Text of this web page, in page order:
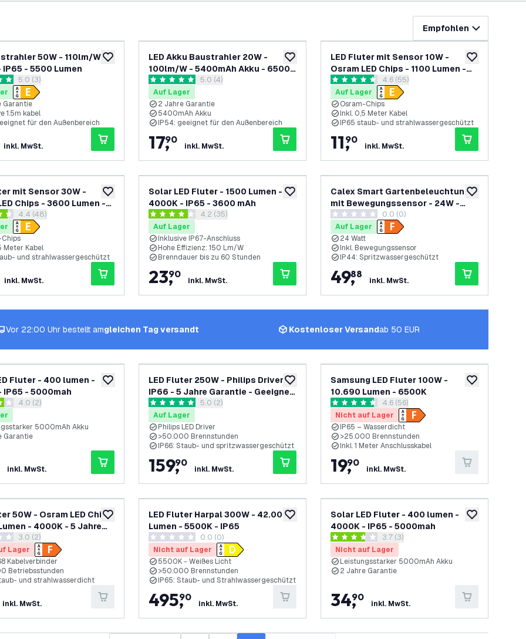
Empfohlen
zur Wunschliste hinzufügen
50W - 110lm/W -
- 5500 Lumen
Bewertungsbereich öffnen
5.0 (3)
Garantie
1.5m kabel
für den Außenbereich
inkl. MwSt.
zur Wunschliste hinzufügen
LED Akku Baustrahler 20W -
100lm/W - 5400mAh Akku - 6500K
- IP54 - 2000 Lumen
Bewertungsbereich öffnen
5 Bewertungssterne
5.0 (4)
Auf Lager
2 Jahre Garantie
5400mAh Akku
IP54: geeignet für den Außenbereich
17,
90
inkl. MwSt.
zur
LED Fluter mit Sensor 10W -
Osram LED Chips - 1100 Lumen -
6500K
Bewertungsbereich öffnen
4.6 Bewertungssterne
4.6 (55)
Auf Lager
Osram-Chips
Inkl. 0,5 Meter Kabel
IP65 staub- und strahlwassergeschützt
11,
90
inkl. MwSt.
zur Wunschliste hinzufügen
mit Sensor 30W -
Chips - 3600 Lumen -
Bewertungsbereich öffnen
4.4 (48)
Meter Kabel
und strahlwassergeschützt
inkl. MwSt.
zur Wunschliste hinzufügen
Solar LED Fluter - 1500 Lumen -
4000K - IP65 - 3600 mAh
Bewertungsbereich öffnen
4.2 Bewertungssterne
4.2 (35)
Auf Lager
Inklusive IP67-Anschluss
Hohe Effizienz: 150 Lm/W
Brenndauer bis zu 60 Stunden
23,
90
inkl. MwSt.
zur
Calex Smart Gartenbeleuchtung
mit Bewegungssensor - 24W -
2500 Lumen
0 Bewertungssterne
0.0 (0)
Auf Lager
24 Watt
Inkl. Bewegungssensor
IP44: Spritzwassergeschützt
49,
88
inkl. MwSt.
zur Wunschliste hinzufügen
Fluter - 400 lumen -
IP65 - 5000mah
Bewertungsbereich öffnen
4.0 (2)
5000mAh Akku
Garantie
inkl. MwSt.
zur Wunschliste hinzufügen
LED Fluter 250W - Philips Driver -
IP66 - 5 Jahre Garantie - Geeignet
als Stadion- und
Sportplatzbeleuchtung
Bewertungsbereich öffnen
5 Bewertungssterne
5.0 (2)
Auf Lager
Philips LED Driver
>50.000 Brennstunden
IP66: Staub- und spritzwassergeschützt
159,
90
inkl. MwSt.
zur
Samsung LED Fluter 100W -
10.690 Lumen - 6500K
Bewertungsbereich öffnen
4.6 Bewertungssterne
4.6 (56)
Nicht auf Lager
IP65 – Wasserdicht
>25.000 Brennstunden
Inkl. 1 Meter Anschlusskabel
19,
90
inkl. MwSt.
zur Wunschliste hinzufügen
50W - Osram LED Chips
- 4000K - 5 Jahre
Bewertungsbereich öffnen
3.0 (2)
Lager
Kabelverbinder
Betriebsstunden
und strahlwasserdicht
inkl. MwSt.
zur Wunschliste hinzufügen
LED Fluter Harpal 300W - 42.000
Lumen - 5500K - IP65
0 Bewertungssterne
0.0 (0)
Nicht auf Lager
5500K - Weißes Licht
>50.000 Brennstunden
IP65: Staub- und Strahlwassergeschützt
495,
90
inkl. MwSt.
zur
Solar LED Fluter - 400 lumen -
4000K - IP65 - 5000mah
Bewertungsbereich öffnen
3.7 Bewertungssterne
3.7 (3)
Nicht auf Lager
Leistungsstarker 5000mAh Akku
2 Jahre Garantie
34,
90
inkl. MwSt.
Vor 22:00 Uhr bestellt amgleichen Tag versandt Kostenloser Versandab 50 EUR